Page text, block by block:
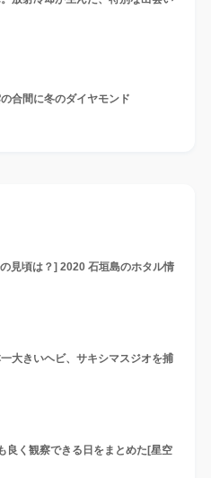
合間に冬のダイヤモンド
見頃は？] 2020 石垣島のホタル情
大きいヘビ、サキシマスジオを捕
良く観察できる日をまとめた[星空